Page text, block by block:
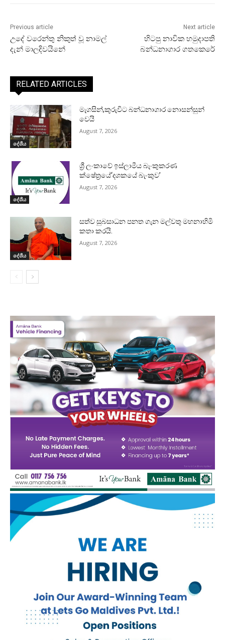
Previous article
උදේ වරෙන්තු නිකුත් වූ නාමල්
දැන් මාලදිවයිනේ
Next article
හිටපු නාවික හමුදාපති
බන්ධනාගාර ගතකෙරේ
RELATED ARTICLES
දේශීය
මැගසින්,කුරුවිට බන්ධනාගාර නොසන්සුන්
වෙයි
August 7, 2026
දේශීය
ශ්‍රී ලංකාවේ ඉස්ලාමීය බැංකුකරණ
ක්ෂේත්‍රයේ‘දශකයේ බැංකුව’
August 7, 2026
දේශීය
සත්ව සුබසාධන පනත ගැන මල්වතු මහනාහිමි
කතා කරයි.
August 7, 2026